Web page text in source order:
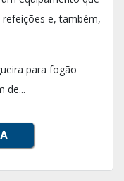
e, também,
para fogão
de...